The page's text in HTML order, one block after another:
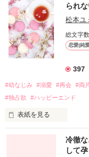
られ
松本ユ
総文字
恋愛(純
397
#幼なじみ #溺愛 #再会 #両
#独占欲
#ハッピーエンド
表紙を見る
冷徹
して